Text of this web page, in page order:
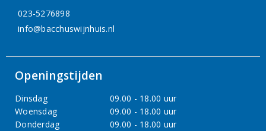
023-5276898
info@bacchuswijnhuis.nl
Openingstijden
Dinsdag
09.00 - 18.00 uur
Woensdag
09.00 - 18.00 uur
Donderdag
09.00 - 18.00 uur